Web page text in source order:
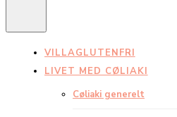
VILLAGLUTENFRI
LIVET MED CØLIAKI
Cøliaki generelt